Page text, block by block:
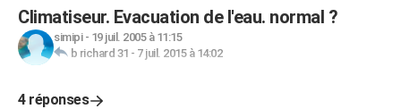
Climatiseur. Evacuation de l'eau. normal ?
simipi- 19 juil. 2005 à 11:15
b richard 31 - 7 juil. 2015 à 14:02
4 réponses